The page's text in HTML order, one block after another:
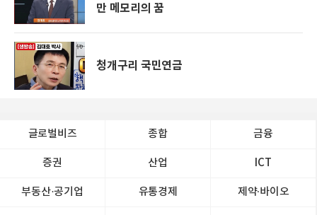
만 메모리의 꿈
청개구리 국민연금
글로벌비즈 종합 금융
증권 산업 ICT
부동산·공기업 유통경제 제약∙바이오